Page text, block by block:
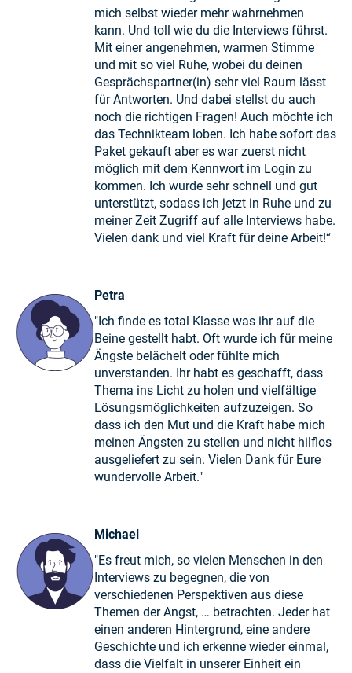
mich selbst wieder mehr wahrnehmen
kann. Und toll wie du die Interviews führst.
Mit einer angenehmen, warmen Stimme
und mit so viel Ruhe, wobei du deinen
Gesprächspartner(in) sehr viel Raum lässt
für Antworten. Und dabei stellst du auch
noch die richtigen Fragen! Auch möchte ich
das Technikteam loben. Ich habe sofort das
Paket gekauft aber es war zuerst nicht
möglich mit dem Kennwort im Login zu
kommen. Ich wurde sehr schnell und gut
unterstützt, sodass ich jetzt in Ruhe und zu
meiner Zeit Zugriff auf alle Interviews habe.
Vielen dank und viel Kraft für deine Arbeit!“
Petra
"Ich finde es total Klasse was ihr auf die
Beine gestellt habt. Oft wurde ich für meine
Ängste belächelt oder fühlte mich
unverstanden. Ihr habt es geschafft, dass
Thema ins Licht zu holen und vielfältige
Lösungsmöglichkeiten aufzuzeigen. So
dass ich den Mut und die Kraft habe mich
meinen Ängsten zu stellen und nicht hilflos
ausgeliefert zu sein. Vielen Dank für Eure
wundervolle Arbeit."
Michael
"Es freut mich, so vielen Menschen in den
Interviews zu begegnen, die von
verschiedenen Perspektiven aus diese
Themen der Angst, … betrachten. Jeder hat
einen anderen Hintergrund, eine andere
Geschichte und ich erkenne wieder einmal,
dass die Vielfalt in unserer Einheit ein